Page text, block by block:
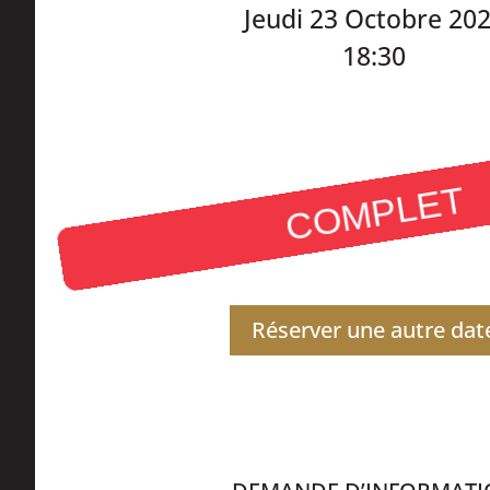
Jeudi 23 Octobre
18:30
COMPLET
Réserver une autre